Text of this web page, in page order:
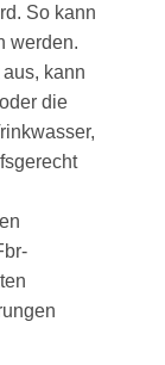
So kann
werden.
kann
die